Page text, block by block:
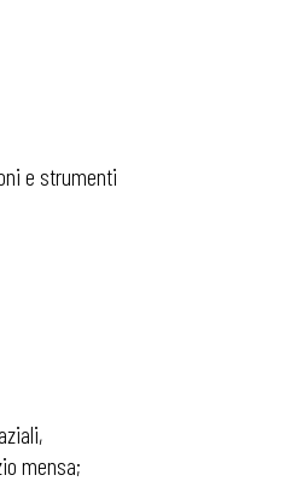
e strumenti
mensa;